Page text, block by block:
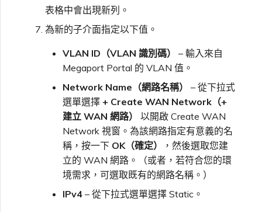
表格中會出現新列。
為新的子介面指定以下值。
VLAN ID（VLAN 識別碼）
– 輸入來自
Megaport Portal 的 VLAN 值。
Network Name（網路名稱）
– 從下拉式
選單選擇 + Create WAN Network（+
建立 WAN 網路）
以開啟 Create WAN
Network 視窗。為該網路指定有意義的名
稱，按一下 OK（確定）
，然後選取您建
立的 WAN 網路。（或者，若符合您的環
境需求，可選取既有的網路名稱。）
IPv4 – 從下拉式選單選擇 Static。